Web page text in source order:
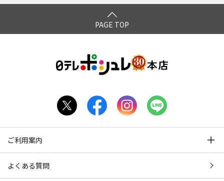
PAGE TOP
ご利用案内
よくある質問